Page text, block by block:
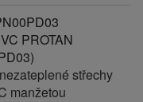
PROTAN
střechy
manžetou